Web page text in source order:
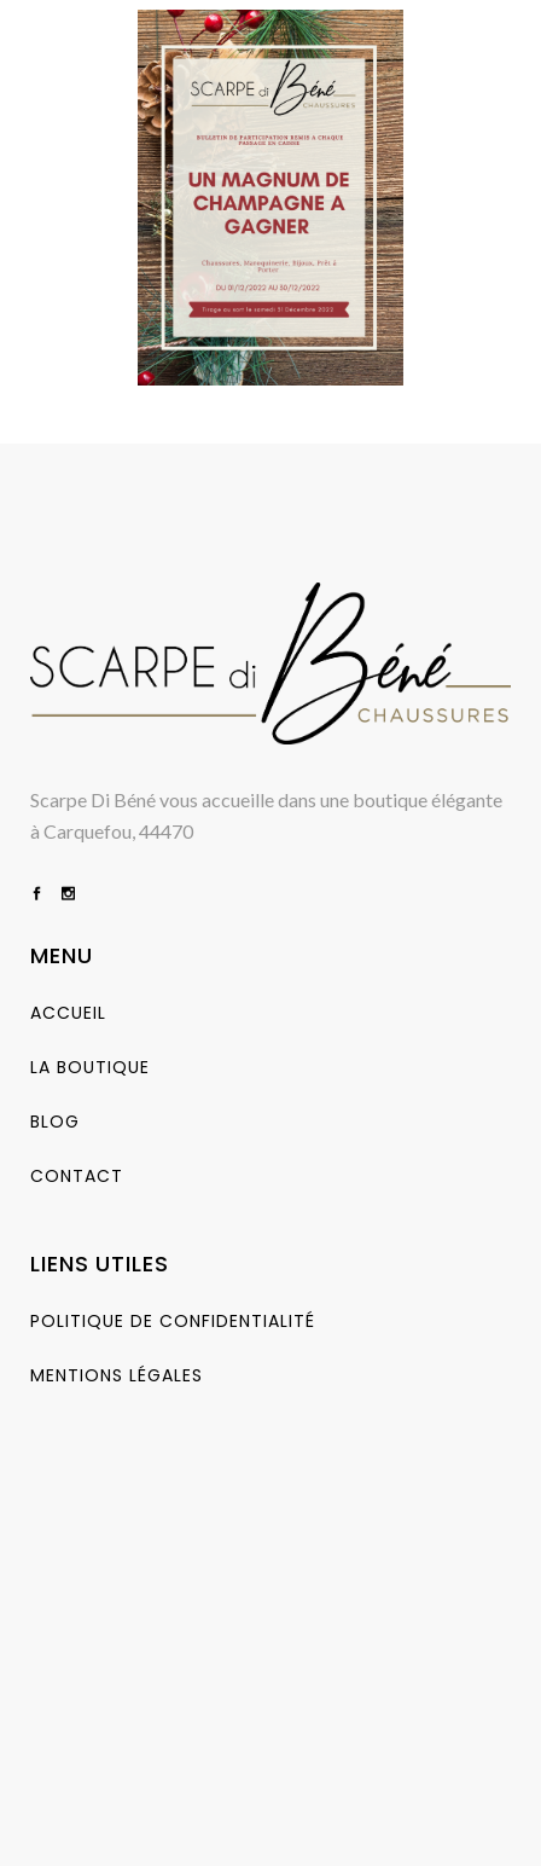
Scarpe Di Béné vous accueille dans une boutique élégante
à Carquefou, 44470
MENU
ACCUEIL
LA BOUTIQUE
BLOG
CONTACT
LIENS UTILES
POLITIQUE DE CONFIDENTIALITÉ
MENTIONS LÉGALES